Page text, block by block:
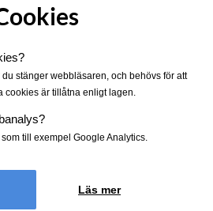
av
Tjustbygdens Järnvägsförening
?
stänger webbläsaren, och behövs för att
cookies är tillåtna enligt lagen.
?
till exempel Google Analytics.
Läs mer